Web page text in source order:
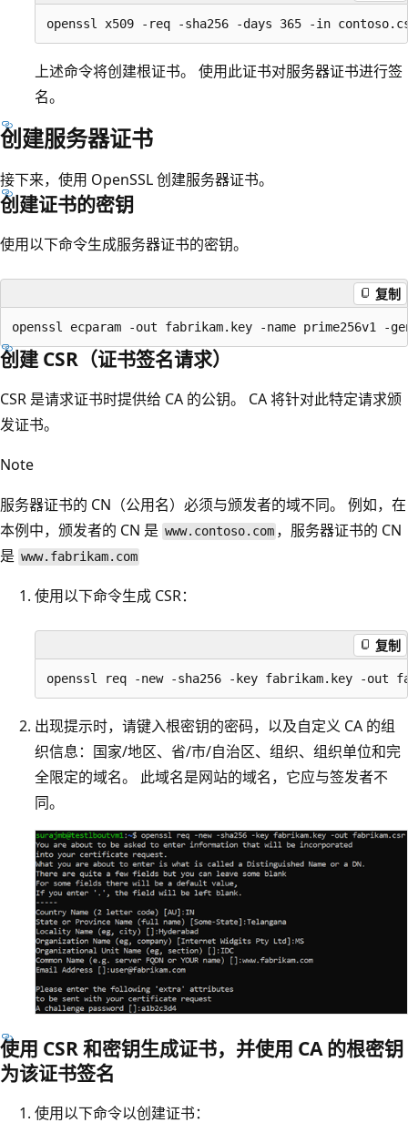
上述命令将创建根证书。 使用此证书对服务器证书进行签
名。
创建服务器证书
接下来，使用 OpenSSL 创建服务器证书。
创建证书的密钥
使用以下命令生成服务器证书的密钥。
复制
创建 CSR（证书签名请求）
CSR 是请求证书时提供给 CA 的公钥。 CA 将针对此特定请求颁
发证书。
Note
服务器证书的 CN（公用名）必须与颁发者的域不同。 例如，在
本例中，颁发者的 CN 是 www.contoso.com ，服务器证书的 CN
是 www.fabrikam.com
使用以下命令生成 CSR：
复制
出现提示时，请键入根密钥的密码，以及自定义 CA 的组
织信息：国家/地区、省/市/自治区、组织、组织单位和完
全限定的域名。 此域名是网站的域名，它应与签发者不
同。
使用 CSR 和密钥生成证书，并使用 CA 的根密钥
为该证书签名
使用以下命令以创建证书：